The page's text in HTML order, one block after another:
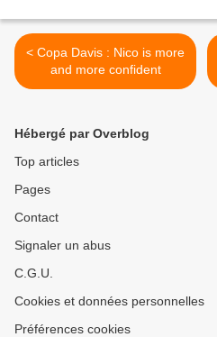
< Copa Davis : Nico is more
and more confident
Hébergé par Overblog
Top articles
Pages
Contact
Signaler un abus
C.G.U.
Cookies et données personnelles
Préférences cookies